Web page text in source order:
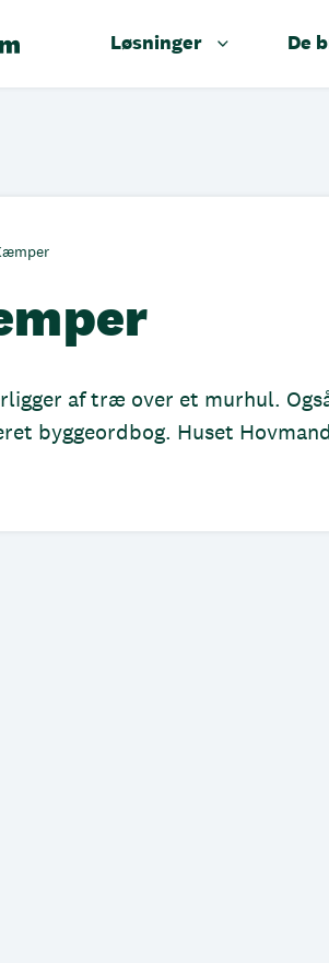
Løsninger De
af træ over et murhul.
byggeordbog. Huset